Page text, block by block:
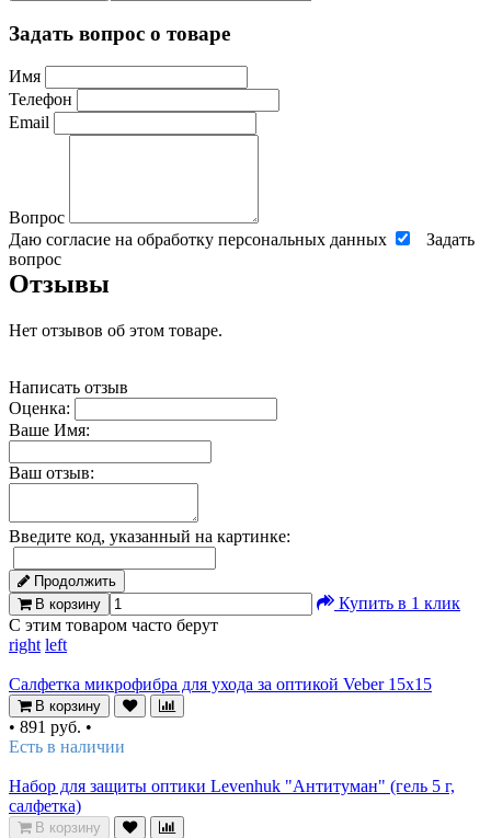
Задать вопрос о товаре
Имя
Телефон
Email
Вопрос
Даю согласие на обработку персональных данных
Задать
вопрос
Отзывы
Нет отзывов об этом товаре.
Написать отзыв
Оценка:
Ваше Имя:
Ваш отзыв:
Введите код, указанный на картинке:
Продолжить
В корзину
Купить в 1 клик
С этим товаром часто берут
right left
Салфетка микрофибра для ухода за оптикой Veber 15x15
В корзину
• 891 руб. •
Есть в наличии
Набор для защиты оптики Levenhuk "Антитуман" (гель 5 г,
салфетка)
В корзину